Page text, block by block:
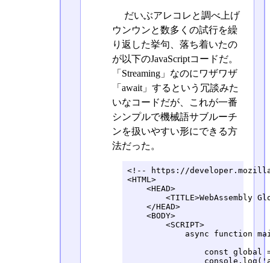
だいぶアレコレと調べ上げ
ウンウンと数多くの試行を繰
り返した挙句、落ち着いたの
が以下のJavaScriptコードだ。
「Streaming」なのにワザワザ
「await」するという冗談みた
いなコードだが、これが一番
シンプルで機械語サブルーチ
ンを扱いやすい形にできる方
法だった。
<!-- https://
<HTML>
    <HEAD>
<TITLE>WebAssembly
    </HEAD>
    <BODY>
        <SCRIPT>
async function
const global